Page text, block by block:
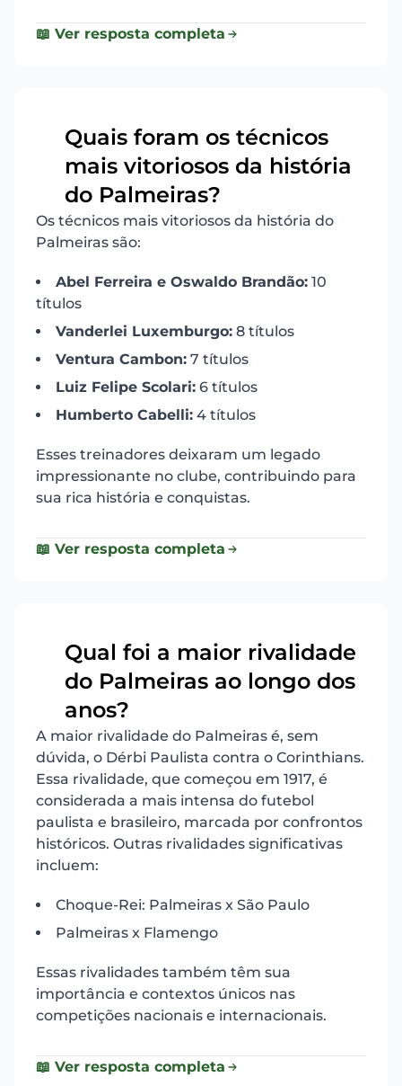
📖 Ver resposta completa
Quais foram os técnicos
mais vitoriosos da história
do Palmeiras?
Os técnicos mais vitoriosos da história do
Palmeiras são:
Abel Ferreira e Oswaldo Brandão: 10
títulos
Vanderlei Luxemburgo: 8 títulos
Ventura Cambon: 7 títulos
Luiz Felipe Scolari: 6 títulos
Humberto Cabelli: 4 títulos
Esses treinadores deixaram um legado
impressionante no clube, contribuindo para
sua rica história e conquistas.
📖 Ver resposta completa
Qual foi a maior rivalidade
do Palmeiras ao longo dos
anos?
A maior rivalidade do Palmeiras é, sem
dúvida, o Dérbi Paulista contra o Corinthians.
Essa rivalidade, que começou em 1917, é
considerada a mais intensa do futebol
paulista e brasileiro, marcada por confrontos
históricos. Outras rivalidades significativas
incluem:
Choque-Rei: Palmeiras x São Paulo
Palmeiras x Flamengo
Essas rivalidades também têm sua
importância e contextos únicos nas
competições nacionais e internacionais.
📖 Ver resposta completa